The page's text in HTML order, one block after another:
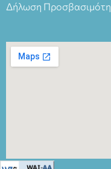
Δήλωση